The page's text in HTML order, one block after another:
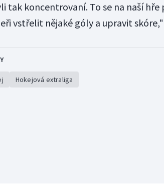
tak koncentrovaní. To se na naší
vstřelit nějaké góly a upravit
Hokejová extraliga